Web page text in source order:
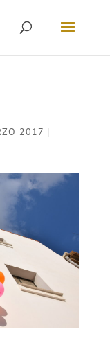
2017 |